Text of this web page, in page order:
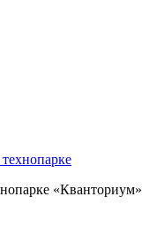
«Кванториум»